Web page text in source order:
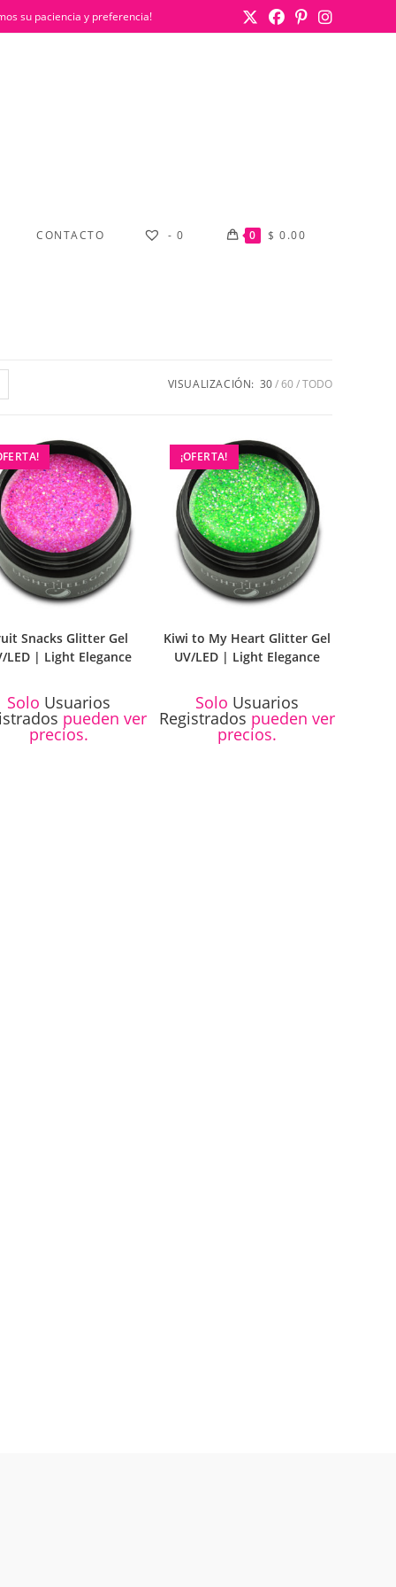
su paciencia y preferencia!
CONTACTO - 0 0 $ 0.00
VISUALIZACIÓN: 30 60 TODO
Snacks Glitter Gel
LED | Light Elegance
Solo Usuarios
pueden ver
precios.
¡OFERTA!
Kiwi to My Heart Glitter Gel
UV/LED | Light Elegance
Solo Usuarios
Registrados pueden ver
precios.